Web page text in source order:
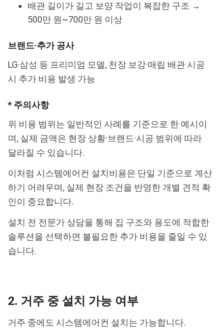
배관 길이가 길고 보양 작업이 복잡한 구조 →
500만 원~700만 원 이상
브랜드·추가 공사
LG·삼성 등 프리미엄 모델, 천장 보강·매립 배관 시공
시 추가 비용 발생 가능
* 주의사항
위 비용 범위는 일반적인 사례를 기준으로 한 예시이
며, 실제 금액은 현장 상황·브랜드·시공 범위에 따라
달라질 수 있습니다.
이처럼 시스템에어컨 설치비용은 단일 기준으로 계산
하기 어려우며, 실제 현장 조건을 반영한 개별 견적 확
인이 중요합니다.
설치 전 전문가 상담을 통해 집 구조와 용도에 적합한
솔루션을 선택하면 불필요한 추가 비용을 줄일 수 있
습니다.
2. 거주 중 설치 가능 여부
거주 중에도 시스템에어컨 설치는 가능합니다.